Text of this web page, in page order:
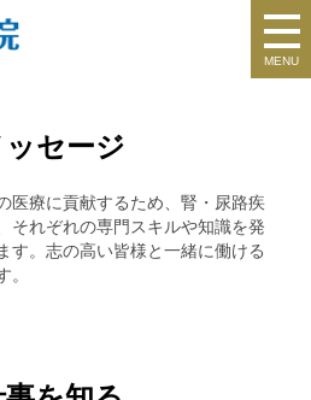
MENU
医療に貢献するため、腎・尿路疾
それぞれの専門スキルや知識を発
す。志の高い皆様と一緒に働ける
。